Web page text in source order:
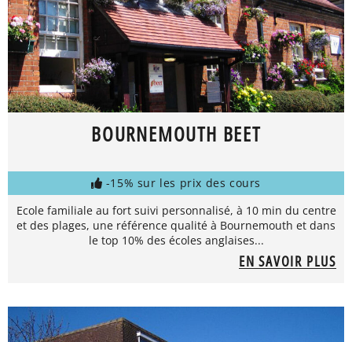
BOURNEMOUTH BEET
-15% sur les prix des cours
Ecole familiale au fort suivi personnalisé, à 10 min du centre
et des plages, une référence qualité à Bournemouth et dans
le top 10% des écoles anglaises...
EN SAVOIR PLUS